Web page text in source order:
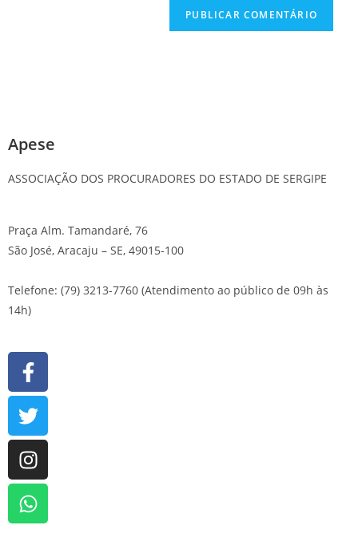
Apese
ASSOCIAÇÃO DOS PROCURADORES DO ESTADO DE SERGIPE
Praça Alm. Tamandaré, 76
São José, Aracaju – SE, 49015-100
Telefone: (79) 3213-7760 (Atendimento ao público de 09h às
14h)